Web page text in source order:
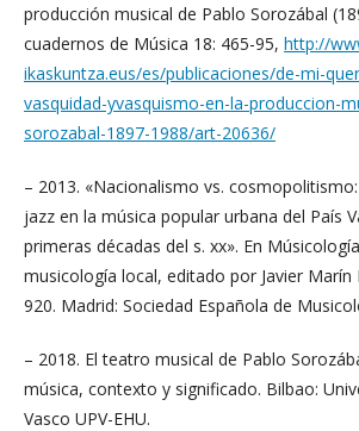
producción musical de Pablo Sorozábal
cuadernos de Música 18: 465-95, http://
ikaskuntza.eus/es/publicaciones/de-mi-
vasquidad-yvasquismo-en-la-produccion-
sorozabal-1897-1988/art-20636/
– 2013. «Nacionalismo vs.
jazz en la música popular urbana del País
primeras décadas del s. xx». En
musicología local, editado por Javier Marín
920. Madrid: Sociedad Española de
– 2018. El teatro musical de Pablo
música, contexto y significado. Bilbao:
Vasco UPV-EHU.